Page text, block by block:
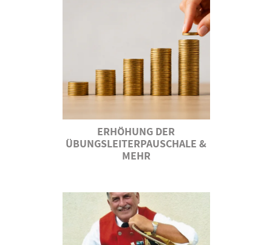
ERHÖHUNG DER
ÜBUNGSLEITERPAUSCHALE &
MEHR